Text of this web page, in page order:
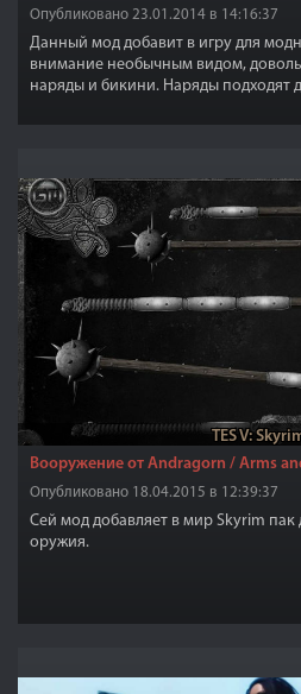
Опубликовано 23.01.2014 в 14:16:37
Данный мод добавит в игру для
внимание необычным видом,
наряды и бикини. Наряды подходят
TES V:
Вооружение от Andragorn / Arms
Опубликовано 18.04.2015 в 12:39:37
Сей мод добавляет в мир Skyrim пак
оружия.